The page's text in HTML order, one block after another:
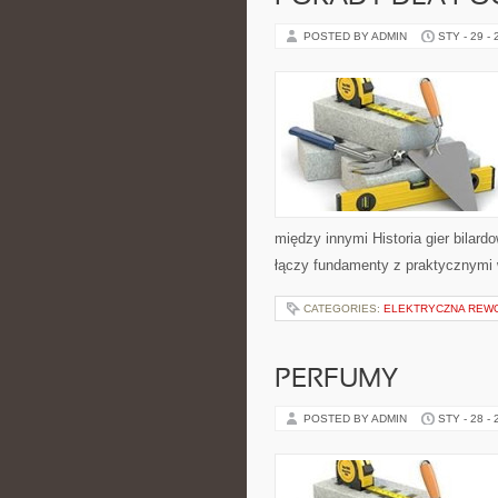
POSTED BY ADMIN STY - 29 -
między innymi Historia gier
łączy fundamenty z
CATEGORIES: ELEKTRYCZNA
PERFUMY
POSTED BY ADMIN STY - 28 -